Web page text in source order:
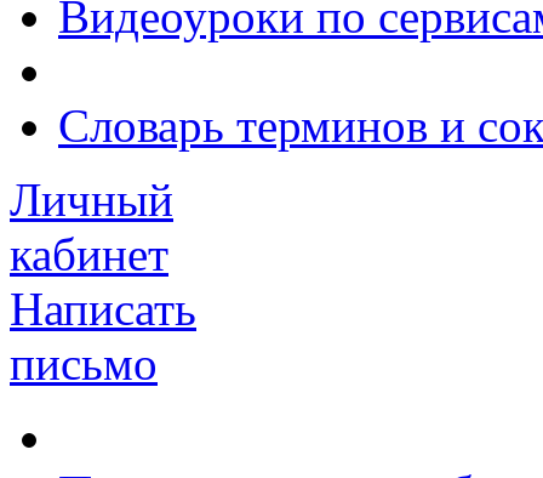
Видеоуроки по
Словарь терминов и
Личный
кабинет
Написать
письмо